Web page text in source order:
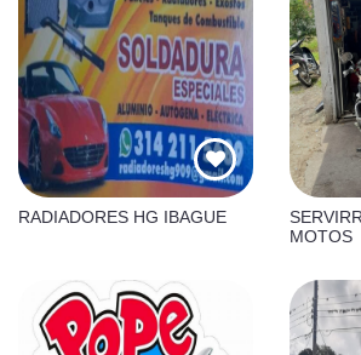
RADIADORES HG IBAGUE
MOTOS